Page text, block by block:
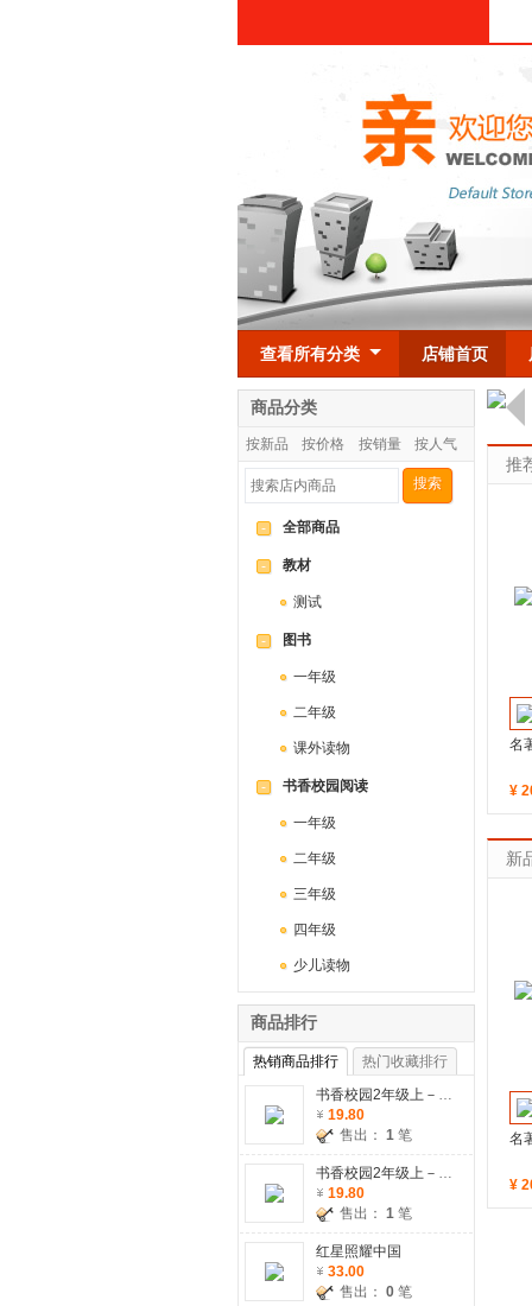
查看所有分类 店铺首页
推
名
¥
新
名
¥
商品分类
按新品 按价格 按销量 按人气
搜索
- 全部商品
- 教材
测试
- 图书
一年级
二年级
课外读物
- 书香校园阅读
一年级
二年级
三年级
四年级
少儿读物
商品排行
热销商品排行
热门收藏排行
书香校园2年级上－小狗的小房子
19.80
售出： 1 笔
书香校园2年级上－一只想飞的猫
19.80
售出： 1 笔
红星照耀中国
33.00
售出： 0 笔